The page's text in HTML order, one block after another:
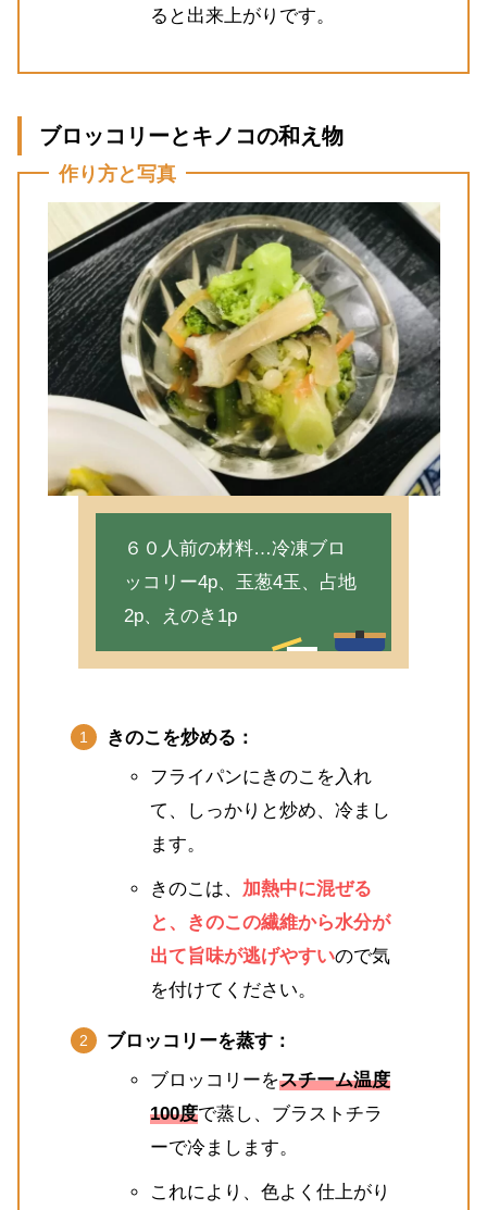
ると出来上がりです。
ブロッコリーとキノコの和え物
作り方と写真
６０人前の材料…冷凍ブロ
ッコリー4p、玉葱4玉、占地
2p、えのき1p
きのこを炒める：
フライパンにきのこを入れ
て、しっかりと炒め、冷まし
ます。
きのこは、 加熱中に混ぜる
と、きのこの繊維から水分が
出て旨味が逃げやすいので気
を付けてください。
ブロッコリーを蒸す：
ブロッコリーをスチーム温度
100度で蒸し、ブラストチラ
ーで冷まします。
これにより、色よく仕上がり